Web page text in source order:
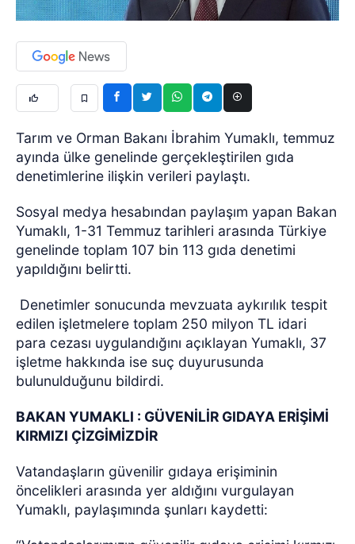
Tarım ve Orman Bakanı İbrahim Yumaklı, temmuz
ayında ülke genelinde gerçekleştirilen gıda
denetimlerine ilişkin verileri paylaştı.
Sosyal medya hesabından paylaşım yapan Bakan
Yumaklı, 1-31 Temmuz tarihleri arasında Türkiye
genelinde toplam 107 bin 113 gıda denetimi
yapıldığını belirtti.
Denetimler sonucunda mevzuata aykırılık tespit
edilen işletmelere toplam 250 milyon TL idari
para cezası uygulandığını açıklayan Yumaklı, 37
işletme hakkında ise suç duyurusunda
bulunulduğunu bildirdi.
BAKAN YUMAKLI : GÜVENİLİR GIDAYA ERİŞİMİ
KIRMIZI ÇİZGİMİZDİR
Vatandaşların güvenilir gıdaya erişiminin
öncelikleri arasında yer aldığını vurgulayan
Yumaklı, paylaşımında şunları kaydetti: